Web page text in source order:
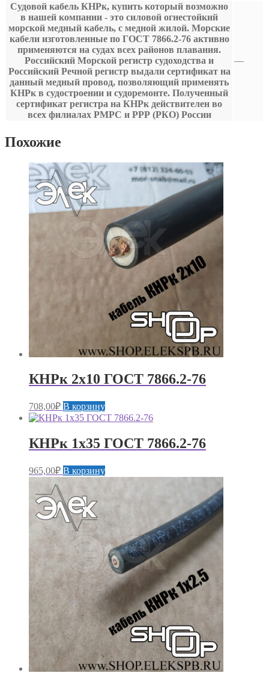
Судовой кабель КНРк, купить который возможно
в нашей компании - это силовой огнестойкий
морской медный кабель, с медной жилой. Морские
кабели изготовленные по ГОСТ 7866.2-76 активно
применяются на судах всех районов плавания.
Российский Морской регистр судоходства и
Российский Речной регистр выдали сертификат на
данный медный провод, позволяющий применять
КНРк в судостроении и судоремонте. Полученный
сертификат регистра на КНРк действителен во
всех филиалах РМРС и РРР (РКО) России
—
Похожие
КНРк 2х10 ГОСТ 7866.2-76
708,00₽ В корзину
КНРк 1х35 ГОСТ 7866.2-76
965,00₽ В корзину